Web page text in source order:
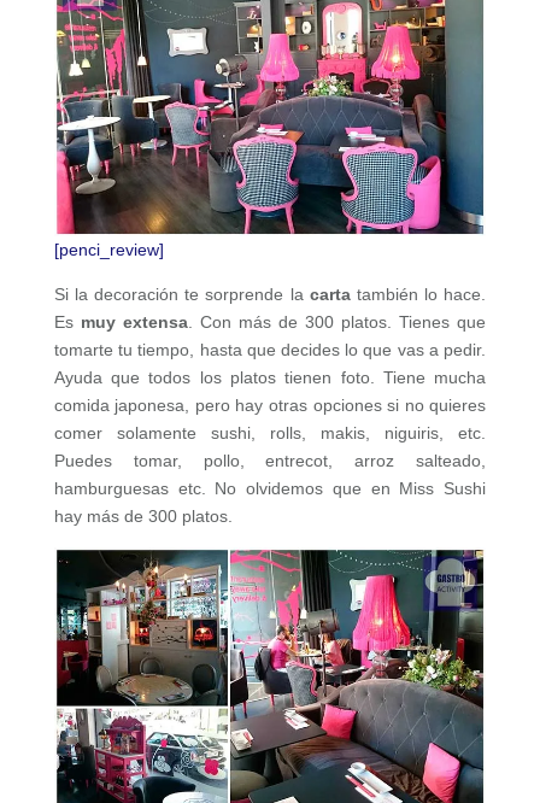
[penci_review]
Si la decoración te sorprende la cartatambién lo hace.
Es muy extensa. Con más de 300 platos. Tienes que
tomarte tu tiempo, hasta que decides lo que vas a pedir.
Ayuda que todos los platos tienen foto. Tiene mucha
comida japonesa, pero hay otras opciones si no quieres
comer solamente sushi, rolls, makis, niguiris, etc.
Puedes tomar, pollo, entrecot, arroz salteado,
hamburguesas etc. No olvidemos que en Miss Sushi
hay más de 300 platos.